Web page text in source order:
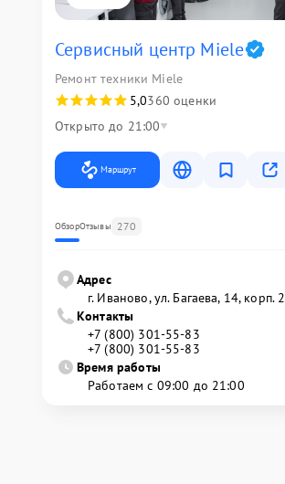
Сервисный центр Miele
Ремонт техники Miele
5,0360 оценки
Открыто до 21:00
Маршрут
ОбзорОтзывы 270
Адрес
г. Иваново, ул. Багаева, 14, корп. 2
Контакты
+7 (800) 301-55-83
+7 (800) 301-55-83
Время работы
Работаем с 09:00 до 21:00